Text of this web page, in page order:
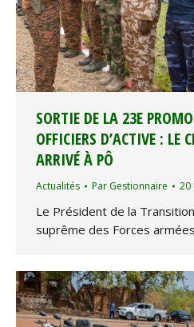
SORTIE DE LA 23E
OFFICIERS D’ACTIVE : LE
ARRIVÉ À PÔ
Actualités Par Gestionnaire 20
Le Président de la
suprême des Forces